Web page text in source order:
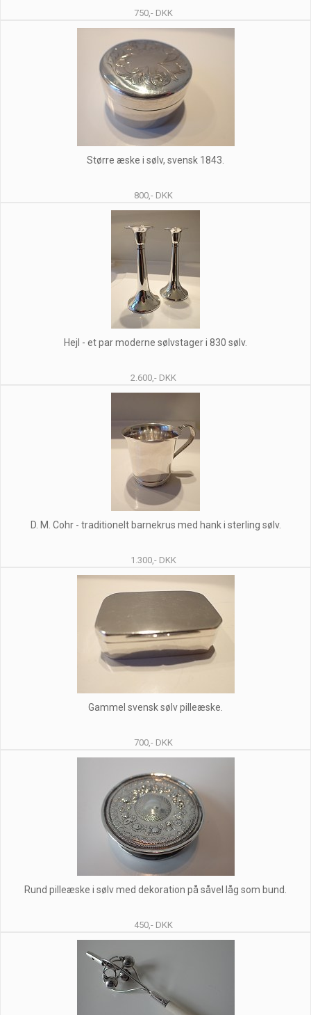
750,- DKK
Større æske i sølv, svensk 1843.
800,- DKK
Hejl - et par moderne sølvstager i 830 sølv.
2.600,- DKK
D. M. Cohr - traditionelt barnekrus med hank i sterling sølv.
1.300,- DKK
Gammel svensk sølv pilleæske.
700,- DKK
Rund pilleæske i sølv med dekoration på såvel låg som bund.
450,- DKK